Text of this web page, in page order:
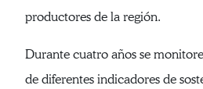
productores de la región.
Durante cuatro años se
de diferentes indicadores de